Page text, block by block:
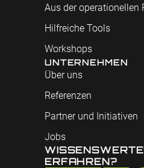
Aus der operationellen
Hilfreiche Tools
Workshops
UNTERNEHMEN
Über uns
Referenzen
Partner und Initiativen
Jobs
ERFAHREN?